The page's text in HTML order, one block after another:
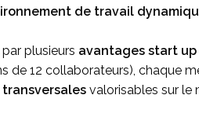
de travail
plusieurs avantages start up
de 12 collaborateurs), chaque
valorisables sur le